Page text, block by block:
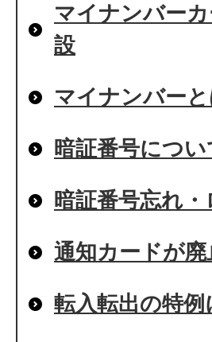
マイナンバー
設
マイナンバー
暗証番号につい
暗証番号忘れ
通知カードが
転入転出の特例